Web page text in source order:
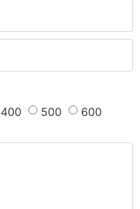
400 500
600